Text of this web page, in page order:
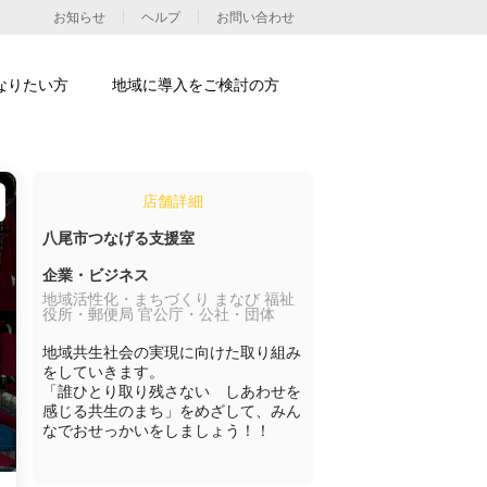
店舗詳細
八尾市つなげる支援室
企業・ビジネス
地域活性化・まちづくり まなび 福祉
役所・郵便局 官公庁・公社・団体
地域共生社会の実現に向けた取り組み
をしていきます。
「誰ひとり取り残さない　しあわせを
感じる共生のまち」をめざして、みん
なでおせっかいをしましょう！！
お知らせ ヘルプ お問い合わせ
りたい方 地域に導入をご検討の方